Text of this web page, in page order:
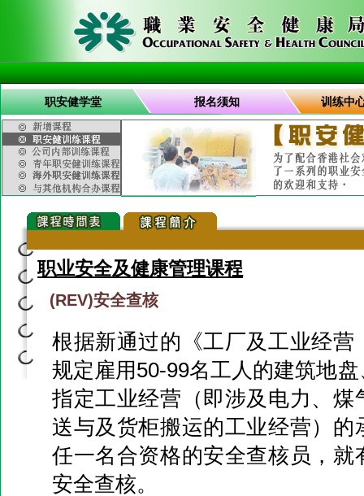
职安健学堂 报名须知 训练中
职业安全及健康管理课程
(REV)安全查核
根据新通过的《工厂及工业经营
规定雇用50-99名工人的建筑地
指定工业经营（即涉及电力、煤
送与及货柜搬运的工业经营）的
任一名合资格的安全查核员，就
安全查核。